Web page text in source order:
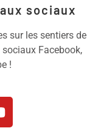
sociaux
sur les sentiers de
Facebook,
!